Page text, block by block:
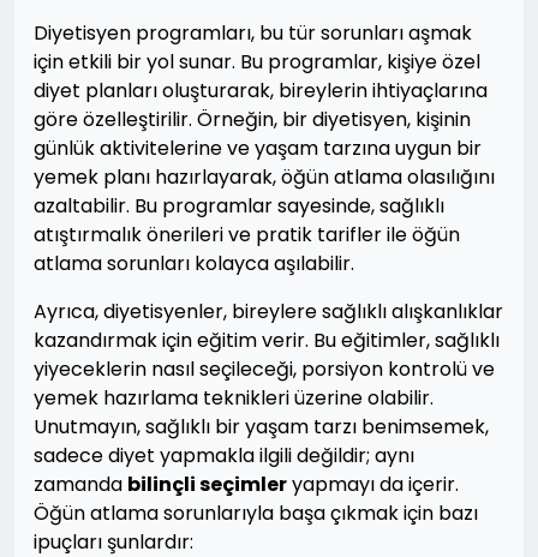
Diyetisyen programları, bu tür sorunları aşmak
için etkili bir yol sunar. Bu programlar, kişiye özel
diyet planları oluşturarak, bireylerin ihtiyaçlarına
göre özelleştirilir. Örneğin, bir diyetisyen, kişinin
günlük aktivitelerine ve yaşam tarzına uygun bir
yemek planı hazırlayarak, öğün atlama olasılığını
azaltabilir. Bu programlar sayesinde, sağlıklı
atıştırmalık önerileri ve pratik tarifler ile öğün
atlama sorunları kolayca aşılabilir.
Ayrıca, diyetisyenler, bireylere sağlıklı alışkanlıklar
kazandırmak için eğitim verir. Bu eğitimler, sağlıklı
yiyeceklerin nasıl seçileceği, porsiyon kontrolü ve
yemek hazırlama teknikleri üzerine olabilir.
Unutmayın, sağlıklı bir yaşam tarzı benimsemek,
sadece diyet yapmakla ilgili değildir; aynı
zamanda bilinçli seçimleryapmayı da içerir.
Öğün atlama sorunlarıyla başa çıkmak için bazı
ipuçları şunlardır: